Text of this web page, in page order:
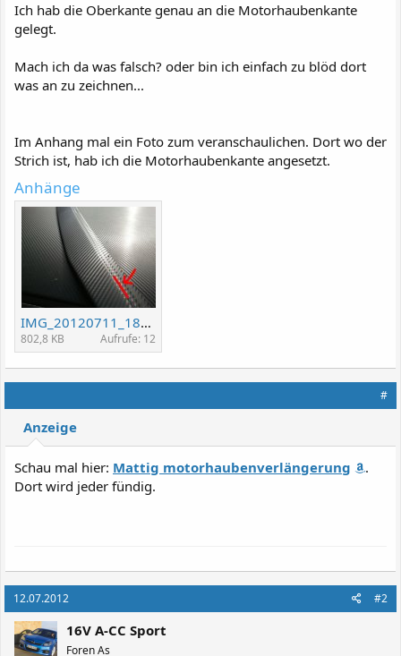
Ich hab die Oberkante genau an die Motorhaubenkante
gelegt.
Mach ich da was falsch? oder bin ich einfach zu blöd dort
was an zu zeichnen...
Im Anhang mal ein Foto zum veranschaulichen. Dort wo der
Strich ist, hab ich die Motorhaubenkante angesetzt.
Anhänge
IMG_20120711_182303.jpg
802,8 KB Aufrufe: 12
#
Anzeige
Schau mal hier: Mattig motorhaubenverlängerung
.
Dort wird jeder fündig.
12.07.2012 #2
16V A-CC Sport
Foren As